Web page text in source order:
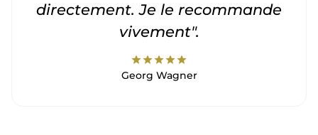
directement. Je le recommande
vivement".
starstarstarstarstar
Georg Wagner